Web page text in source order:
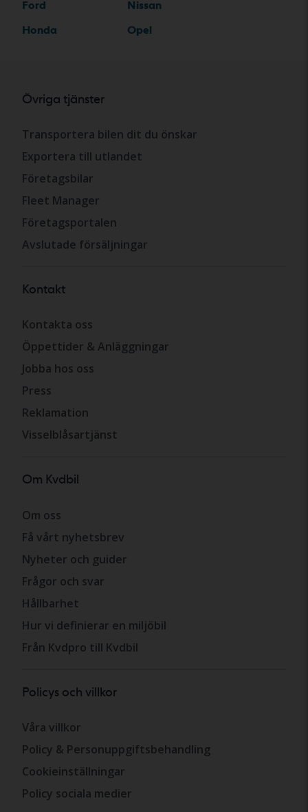
Ford
Honda
Nissan
Opel
Övriga tjänster
Transportera bilen dit du önskar
Exportera till utlandet
Företagsbilar
Fleet Manager
Företagsportalen
Avslutade försäljningar
Kontakt
Kontakta oss
Öppettider & Anläggningar
Jobba hos oss
Press
Reklamation
Visselblåsartjänst
Om Kvdbil
Om oss
Få vårt nyhetsbrev
Nyheter och guider
Frågor och svar
Hållbarhet
Hur vi definierar en miljöbil
Från Kvdpro till Kvdbil
Policys och villkor
Våra villkor
Policy & Personuppgiftsbehandling
Cookieinställningar
Policy sociala medier